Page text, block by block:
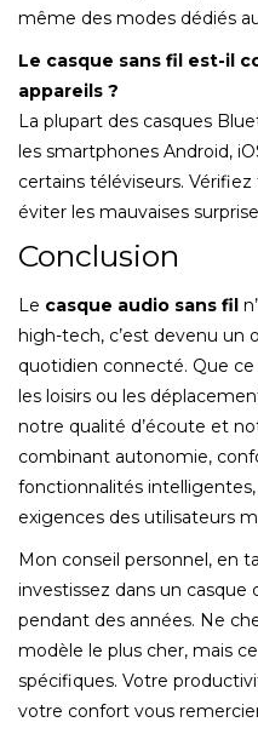
même des modes dédiés
Le casque sans fil est-il
appareils ?
La plupart des casques
les smartphones Android,
certains téléviseurs.
éviter les mauvaises
Conclusion
Le casque audio sans fil
high-tech, c’est devenu un
quotidien connecté. Que
les loisirs ou les
notre qualité d’écoute et
combinant autonomie,
fonctionnalités
exigences des utilisateurs
Mon conseil personnel, en
investissez dans un casque
pendant des années. Ne
modèle le plus cher, mais
spécifiques. Votre
votre confort vous